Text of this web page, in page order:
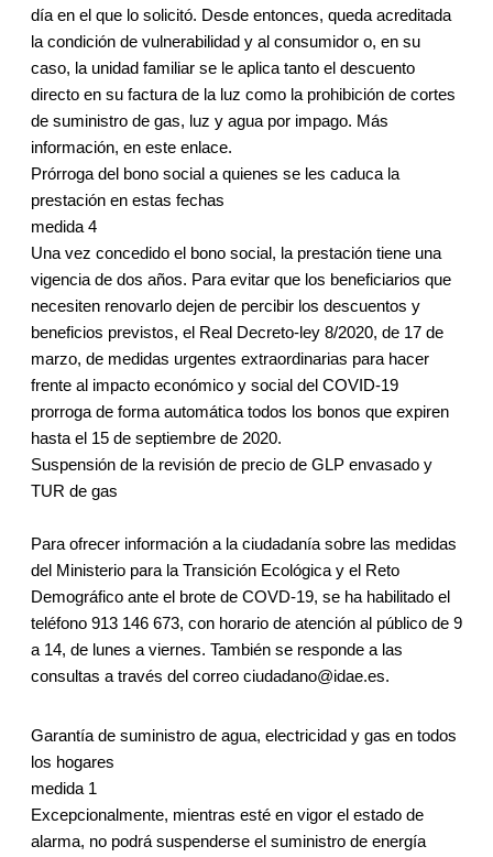
día en el que lo solicitó. Desde entonces, queda acreditada
la condición de vulnerabilidad y al consumidor o, en su
caso, la unidad familiar se le aplica tanto el descuento
directo en su factura de la luz como la prohibición de cortes
de suministro de gas, luz y agua por impago. Más
información, en este enlace.
Prórroga del bono social a quienes se les caduca la
prestación en estas fechas
medida 4
Una vez concedido el bono social, la prestación tiene una
vigencia de dos años. Para evitar que los beneficiarios que
necesiten renovarlo dejen de percibir los descuentos y
beneficios previstos, el Real Decreto-ley 8/2020, de 17 de
marzo, de medidas urgentes extraordinarias para hacer
frente al impacto económico y social del COVID-19
prorroga de forma automática todos los bonos que expiren
hasta el 15 de septiembre de 2020.
Suspensión de la revisión de precio de GLP envasado y
TUR de gas
Para ofrecer información a la ciudadanía sobre las medidas
del Ministerio para la Transición Ecológica y el Reto
Demográfico ante el brote de COVD-19, se ha habilitado el
teléfono 913 146 673, con horario de atención al público de 9
a 14, de lunes a viernes. También se responde a las
consultas a través del correo ciudadano@idae.es.
Garantía de suministro de agua, electricidad y gas en todos
los hogares
medida 1
Excepcionalmente, mientras esté en vigor el estado de
alarma, no podrá suspenderse el suministro de energía